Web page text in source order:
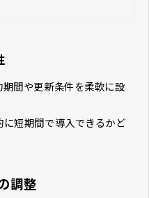
間や更新条件を柔軟に設
短期間で導入できるかど
調整